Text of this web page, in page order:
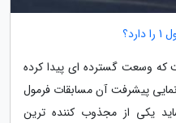
وسعت گسترده ای پیدا کرده
پیشرفت آن مسابقات فرمول
یکی از مجذوب کننده ترین